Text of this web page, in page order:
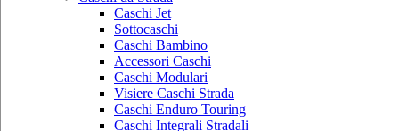
Caschi Jet
Sottocaschi
Caschi Bambino
Accessori Caschi
Caschi Modulari
Visiere Caschi Strada
Caschi Enduro Touring
Caschi Integrali Stradali